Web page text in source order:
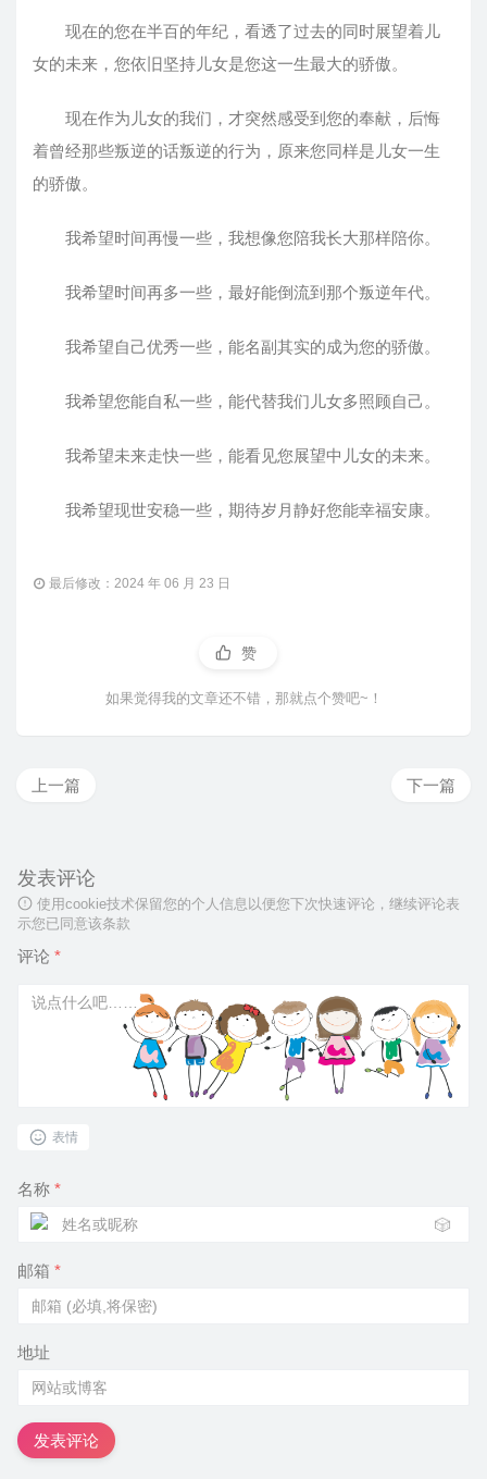
现在的您在半百的年纪，看透了过去的同时展望着儿
女的未来，您依旧坚持儿女是您这一生最大的骄傲。
现在作为儿女的我们，才突然感受到您的奉献，后悔
着曾经那些叛逆的话叛逆的行为，原来您同样是儿女一生
的骄傲。
我希望时间再慢一些，我想像您陪我长大那样陪你。
我希望时间再多一些，最好能倒流到那个叛逆年代。
我希望自己优秀一些，能名副其实的成为您的骄傲。
我希望您能自私一些，能代替我们儿女多照顾自己。
我希望未来走快一些，能看见您展望中儿女的未来。
我希望现世安稳一些，期待岁月静好您能幸福安康。
最后修改：2024 年 06 月 23 日
赞
如果觉得我的文章还不错，那就点个赞吧~！
下一篇
上一篇
发表评论
使用cookie技术保留您的个人信息以便您下次快速评论，继续评论表
示您已同意该条款
评论 *
表情
名称 *
🎲
邮箱 *
地址
发表评论